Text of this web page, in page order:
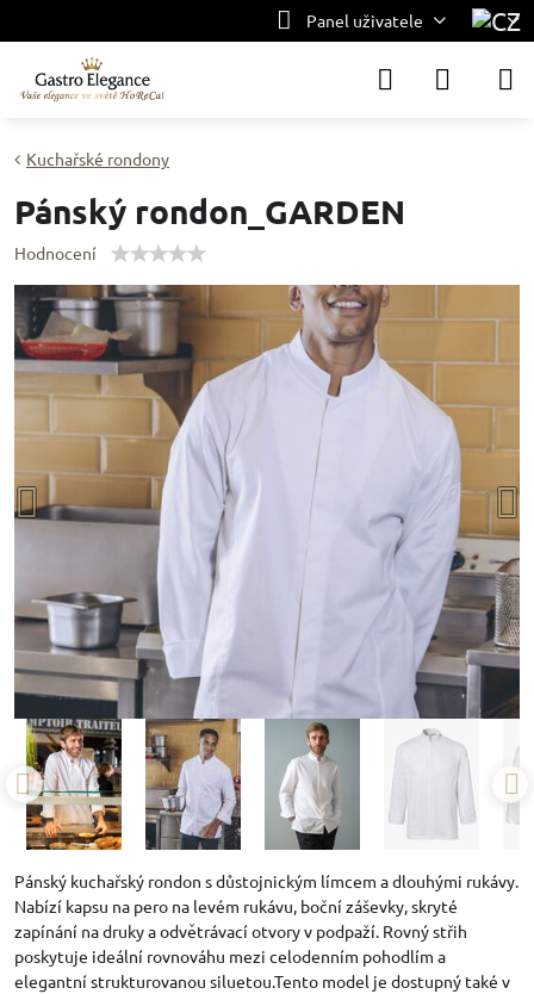
Panel uživatele
Kuchařské rondony
Pánský rondon_GARDEN
Hodnocení
Pánský kuchařský rondon s důstojnickým límcem a dlouhými rukávy.
Nabízí kapsu na pero na levém rukávu, boční záševky, skryté
zapínání na druky a odvětrávací otvory v podpaží. Rovný střih
poskytuje ideální rovnováhu mezi celodenním pohodlím a
elegantní strukturovanou siluetou.Tento model je dostupný také v